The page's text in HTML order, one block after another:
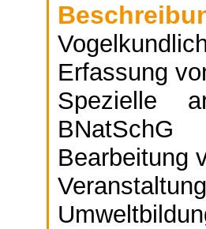
Erfassung
Spezielle
BNatSchG
Bearbeitung